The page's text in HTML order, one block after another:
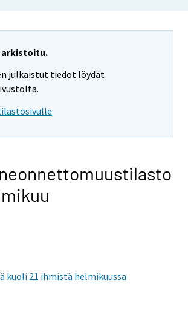
arkistoitu.
julkaistut tiedot löydät
kuoli 21 ihmistä helmikuussa